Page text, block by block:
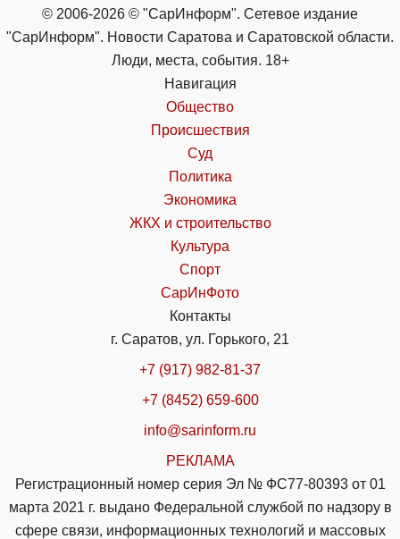
© 2006-2026 © "СарИнформ". Сетевое издание
"СарИнформ". Новости Саратова и Саратовской области.
Люди, места, события. 18+
Навигация
Общество
Происшествия
Суд
Политика
Экономика
ЖКХ и строительство
Культура
Спорт
СарИнФото
Контакты
г. Саратов, ул. Горького, 21
+7 (917) 982-81-37
+7 (8452) 659-600
info@sarinform.ru
РЕКЛАМА
Регистрационный номер серия Эл № ФС77-80393 от 01
марта 2021 г. выдано Федеральной службой по надзору в
сфере связи, информационных технологий и массовых